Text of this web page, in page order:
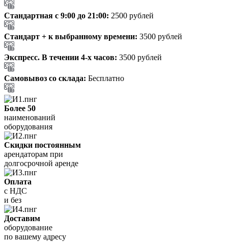
Стандартная с 9:00 до 21:00: 2500 рублей
Стандарт + к выбранному времени: 3500 рублей
Экспресс. В течении 4-х часов: 3500 рублей
Самовывоз со склада: Бесплатно
Более 50
наименований
оборудования
Скидки постоянным
арендаторам при
долгосрочной аренде
Оплата
с НДС
и без
Доставим
оборудование
по вашему адресу